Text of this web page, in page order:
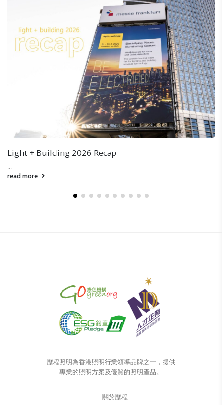
歷程照明 X One Causeway Bay
read more
歷程照明為香港照明行業領導品牌之一，提供
專業的照明方案及優質的照明產品。
關於歷程